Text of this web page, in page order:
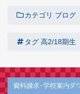
カテゴリ ブログ
タグ 高2/18期生